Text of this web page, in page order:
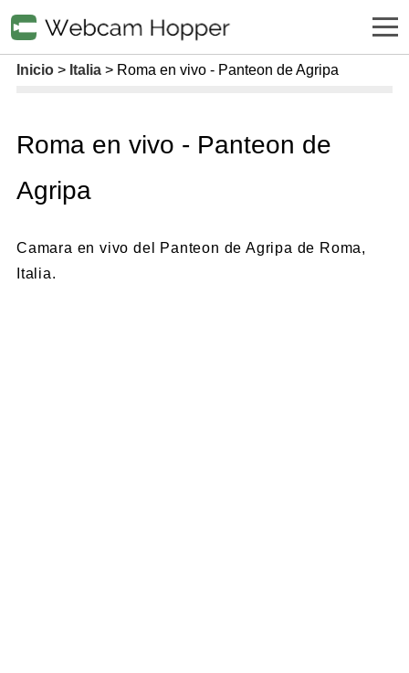
Inicio Italia Roma en vivo - Panteon de Agripa
Roma en vivo - Panteon de
Agripa
Camara en vivo del Panteon de Agripa de Roma,
Italia.